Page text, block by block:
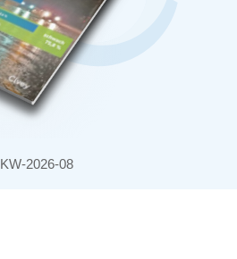
KW-2026-08